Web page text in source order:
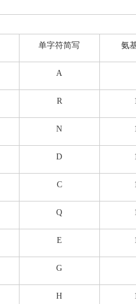
单字符简写 氨
A
R
N
D
C
Q
E
G
H